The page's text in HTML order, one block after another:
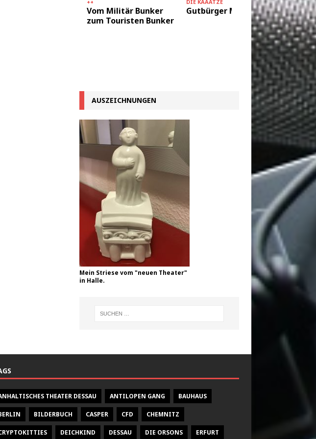
++
Vom Militär Bunker
zum Touristen Bunker
DIE KAAATZE
Gutbürger Maus
KULTUR
2
AUSZEICHNUNGEN
Mein Striese vom "neuen Theater"
in Halle.
THEATER DESSAU ANTILOPEN GANG BAUHAUS
BILDERBUCH CASPER CFD CHEMNITZ
DEICHKIND DESSAU DIE ORSONS ERFURT